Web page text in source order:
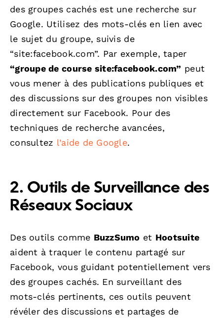
des groupes cachés est une recherche sur
Google. Utilisez des mots-clés en lien avec
le sujet du groupe, suivis de
“site:facebook.com”. Par exemple, taper
“groupe de course site:facebook.com” peut
vous mener à des publications publiques et
des discussions sur des groupes non visibles
directement sur Facebook. Pour des
techniques de recherche avancées,
consultez l’aide de Google.
2. Outils de Surveillance des
Réseaux Sociaux
Des outils comme BuzzSumo et Hootsuite
aident à traquer le contenu partagé sur
Facebook, vous guidant potentiellement vers
des groupes cachés. En surveillant des
mots-clés pertinents, ces outils peuvent
révéler des discussions et partages de